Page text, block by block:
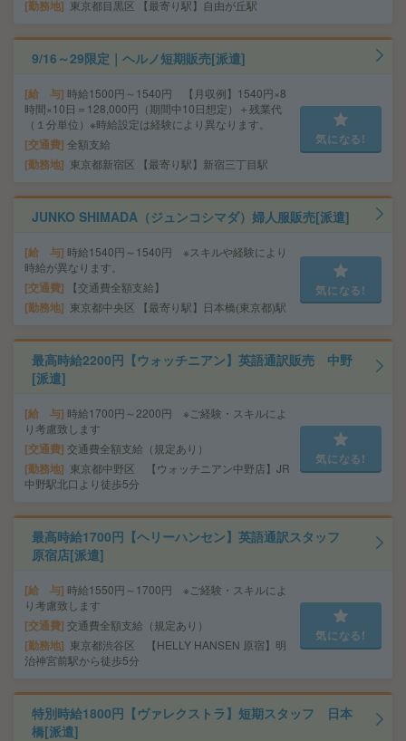
勤務地 東京都目黒区 【最寄り駅】自由が丘駅
9/16～29限定｜ヘルノ短期販売[派遣]
給 与 時給1500円～1540円 【月収例】1540円×8
時間×10日＝128,000円（期間中10日想定）＋残業代
（１分単位）※時給設定は経験により異なります。
交通費 全額支給
勤務地 東京都新宿区 【最寄り駅】新宿三丁目駅
気になる!
JUNKO SHIMADA（ジュンコシマダ）婦人服販売[派遣]
給 与 時給1540円～1540円 ※スキルや経験により
時給が異なります。
交通費 【交通費全額支給】
勤務地 東京都中央区 【最寄り駅】日本橋(東京都)駅
気になる!
最高時給2200円【ウォッチニアン】英語通訳販売 中野
[派遣]
給 与 時給1700円～2200円 ※ご経験・スキルによ
り考慮致します
交通費 交通費全額支給（規定あり）
勤務地
東京都中野区 【ウォッチニアン中野店】JR
中野駅北口より徒歩5分
気になる!
最高時給1700円【ヘリーハンセン】英語通訳スタッフ
原宿店[派遣]
給 与 時給1550円～1700円 ※ご経験・スキルによ
り考慮致します
交通費 交通費全額支給（規定あり）
勤務地
東京都渋谷区 【HELLY HANSEN 原宿】明
治神宮前駅から徒歩5分
気になる!
特別時給1800円【ヴァレクストラ】短期スタッフ 日本
橋[派遣]